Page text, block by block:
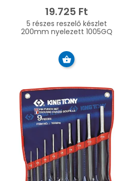
19.725 Ft
5 részes reszelő készlet
200mm nyelezett 1005GQ